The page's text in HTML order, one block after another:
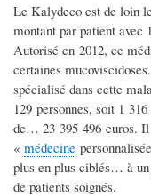
Le Kalydeco est de loin
montant par patient avec
Autorisé en 2012, ce
certaines
spécialisé dans cette
129 personnes, soit 1
de… 23 395 496 euros. Il
« médecine
plus en plus ciblés… à
de patients soignés.